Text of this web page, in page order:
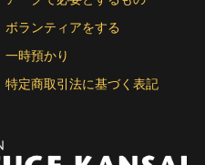
ボランティアをする
一時預かり
特定商取引法に基づく表記